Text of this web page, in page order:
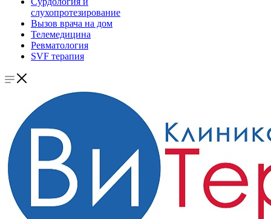
слухопротезирование
Вызов врача на дом
Телемедицина
Ревматология
SVF терапия